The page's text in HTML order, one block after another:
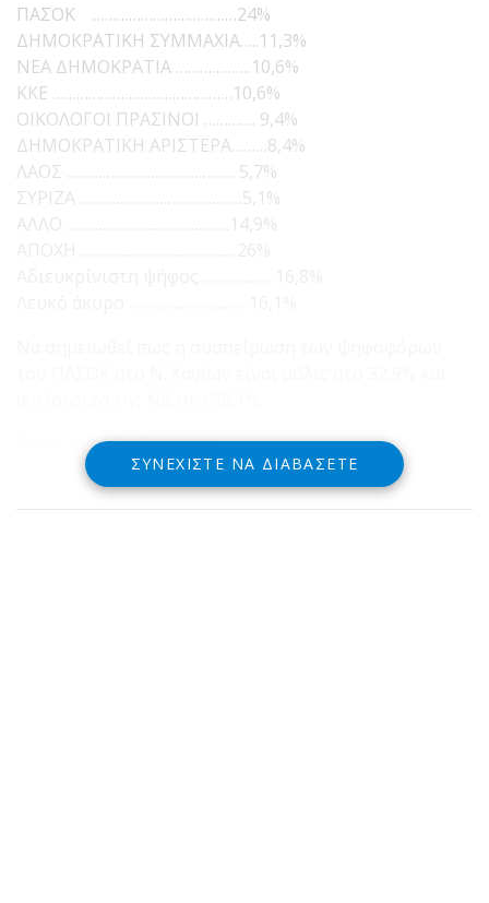
ΠΑΣΟΚ ………………………………24%
ΔΗΜΟΚΡΑΤΙΚΗ ΣΥΜΜΑΧΙΑ…..11,3%
ΝΕΑ ΔΗΜΟΚΡΑΤΙΑ ……………….10,6%
ΚΚΕ ………………………………………10,6%
ΟΙΚΟΛΟΓΟΙ ΠΡΑΣΙΝΟΙ …………. 9,4%
ΔΗΜΟΚΡΑΤΙΚΗ ΑΡΙΣΤΕΡΑ………8,4%
ΛΑΟΣ …………………………………… 5,7%
ΣΥΡΙΖΑ …………………………………..5,1%
ΑΛΛΟ …………………………………..14,9%
Πηγή: www.flashnews.gr
ΣΥΝΕΧΊΣΤΕ ΝΑ ΔΙΑΒΆΣΕΤΕ